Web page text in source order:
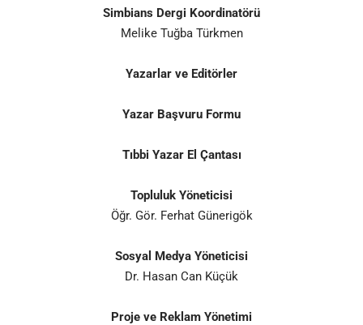
Simbians Dergi Koordinatörü
Melike Tuğba Türkmen
Yazarlar ve Editörler
Yazar Başvuru Formu
Tıbbi Yazar El Çantası
Topluluk Yöneticisi
Öğr. Gör. Ferhat Günerigök
Sosyal Medya Yöneticisi
Dr. Hasan Can Küçük
Proje ve Reklam Yönetimi